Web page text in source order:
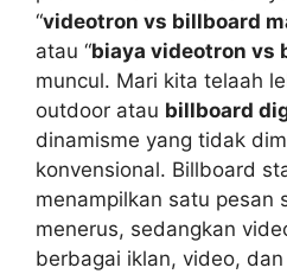
“videotron vs billboard
atau “biaya videotron vs
muncul. Mari kita telaah
outdoor atau billboard
dinamisme yang tidak
konvensional. Billboard
menampilkan satu pesan
menerus, sedangkan
berbagai iklan, video,